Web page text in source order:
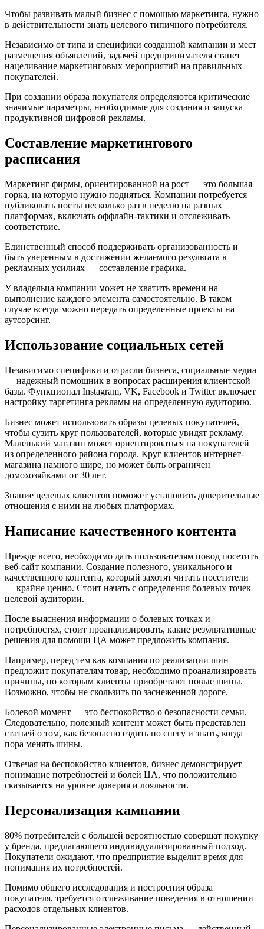
Чтобы развивать малый бизнес с помощью маркетинга, нужно
в действительности знать целевого типичного потребителя.
Независимо от типа и специфики созданной кампании и мест
размещения объявлений, задачей предпринимателя станет
нацеливание маркетинговых мероприятий на правильных
покупателей.
При создании образа покупателя определяются критические
значимые параметры, необходимые для создания и запуска
продуктивной цифровой рекламы.
Составление маркетингового
расписания
Маркетинг фирмы, ориентированной на рост — это большая
горка, на которую нужно подняться. Компании потребуется
публиковать посты несколько раз в неделю на разных
платформах, включать оффлайн-тактики и отслеживать
соответствие.
Единственный способ поддерживать организованность и
быть уверенным в достижении желаемого результата в
рекламных усилиях — составление графика.
У владельца компании может не хватить времени на
выполнение каждого элемента самостоятельно. В таком
случае всегда можно передать определенные проекты на
аутсорсинг.
Использование социальных сетей
Независимо специфики и отрасли бизнеса, социальные медиа
— надежный помощник в вопросах расширения клиентской
базы. Функционал Instagram, VK, Facebook и Twitter включает
настройку таргетинга рекламы на определенную аудиторию.
Бизнес может использовать образы целевых покупателей,
чтобы сузить круг пользователей, которые увидят рекламу.
Маленький магазин может ориентироваться на покупателей
из определенного района города. Круг клиентов интернет-
магазина намного шире, но может быть ограничен
домохозяйками от 30 лет.
Знание целевых клиентов поможет установить доверительные
отношения с ними на любых платформах.
Написание качественного контента
Прежде всего, необходимо дать пользователям повод посетить
веб-сайт компании. Создание полезного, уникального и
качественного контента, который захотят читать посетители
— крайне ценно. Стоит начать с определения болевых точек
целевой аудитории.
После выяснения информации о болевых точках и
потребностях, стоит проанализировать, какие результативные
решения для помощи ЦА может предложить компания.
Например, перед тем как компания по реализации шин
предложит покупателям товар, необходимо проанализировать
причины, по которым клиенты приобретают новые шины.
Возможно, чтобы не скользить по заснеженной дороге.
Болевой момент — это беспокойство о безопасности семьи.
Следовательно, полезный контент может быть представлен
статьей о том, как безопасно ездить по снегу и знать, когда
пора менять шины.
Отвечая на беспокойство клиентов, бизнес демонстрирует
понимание потребностей и болей ЦА, что положительно
сказывается на уровне доверия и лояльности.
Персонализация кампании
80% потребителей с большей вероятностью совершат покупку
у бренда, предлагающего индивидуализированный подход.
Покупатели ожидают, что предприятие выделит время для
понимания их потребностей.
Помимо общего исследования и построения образа
покупателя, требуется отслеживание поведения в отношении
расходов отдельных клиентов.